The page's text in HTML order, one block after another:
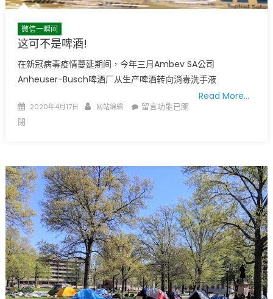
微信一瞬间
这可不是啤酒!
在新冠病毒疫情蔓延期间，今年三月Ambev SA公司
Anheuser-Busch啤酒厂从生产啤酒转向消毒洗手液
Read More…
Posted
2020年4月17日 Author
网站编辑
在
啤
酒!〉
中
留言功能已關
閉